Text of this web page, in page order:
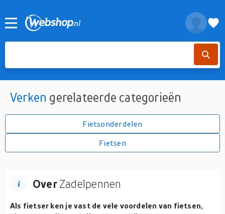
Verken gerelateerde categorieën
Fietsonderdelen
Fietsen
OverZadelpennen
Als fietser ken je vast de vele voordelen van fietsen,